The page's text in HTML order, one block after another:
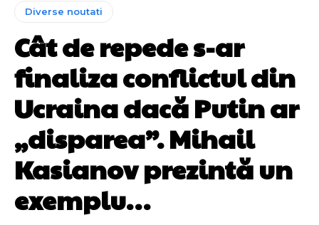
Diverse noutati
Cât de repede s-ar
finaliza conflictul din
Ucraina dacă Putin ar
„disparea”. Mihail
Kasianov prezintă un
exemplu…